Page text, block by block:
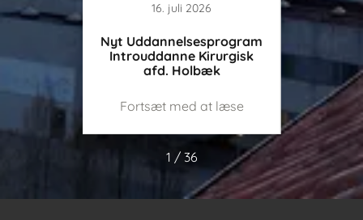
16. juli 2026
Nyt Uddannelsesprogram
Introuddanne Kirurgisk
afd. Holbæk
Fortsæt med at læse
1 / 36